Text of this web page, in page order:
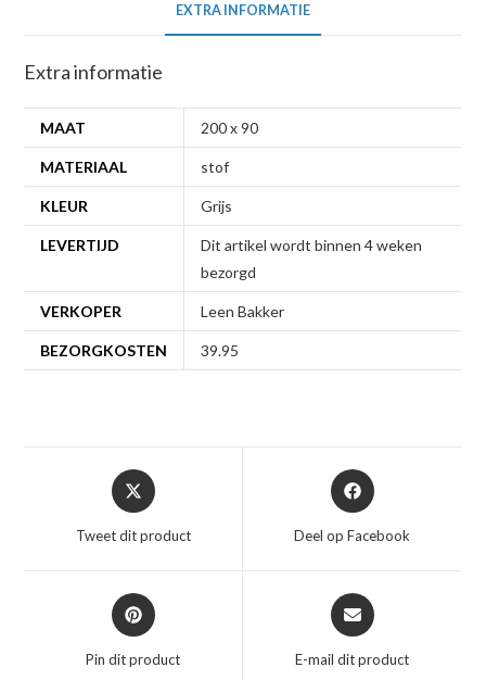
EXTRA INFORMATIE
Extra informatie
MAAT 200 x 90
MATERIAAL stof
KLEUR Grijs
LEVERTIJD
Dit artikel wordt binnen 4 weken
bezorgd
VERKOPER Leen Bakker
BEZORGKOSTEN 39.95
Opent
in
nieuw
Tweet dit product
Opent
in
nieuw
Deel op Facebook
Opent
in
nieuw
Pin dit product
Opent
in
nieuw
E-mail dit product